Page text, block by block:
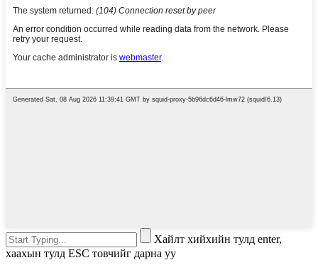
Хайлт хийхийн тулд enter,
хаахын тулд ESC товчийг дарна уу